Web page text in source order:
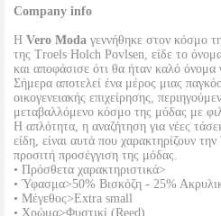
Company info
Η Vero Moda γεννήθηκε στον κόσμο
της Troels Holch Povlsen, είδε το
και αποφάσισε ότι θα ήταν καλό όνομα
Σήμερα αποτελεί ένα μέρος μιας
οικογενειακής επιχείρησης,
μεταβαλλόμενο κόσμο της μόδας με
Η απλότητα, η αναζήτηση για νέες
είδη, είναι αυτά που χαρακτηρίζουν την
προσιτή προσέγγιση της μόδας.
• Πρόσθετα χαρακτηριστικά>
• Ύφασμα>50% Βισκόζη - 25%
• Μέγεθος>Extra small
• Χρώμα>Φυστικί (Reed)